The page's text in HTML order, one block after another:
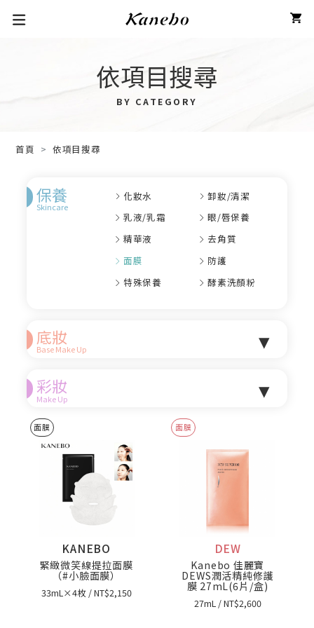
依項目搜尋
BY CATEGORY
首頁 依項目搜尋
保養
Skincare
化妝水
卸妝/清潔
乳液/乳霜
眼/唇保養
精華液
去角質
面膜
防護
特殊保養
酵素洗顏粉
底妝
Base Make Up ▾
彩妝
Make Up ▾
面膜
KANEBO
緊緻微笑線提拉面膜
（#小臉面膜）
33mL×4枚 / NT$2,150
面膜
DEW
Kanebo 佳麗寶
DEWS潤活精純修護
膜 27mL(6片/盒)
27mL / NT$2,600